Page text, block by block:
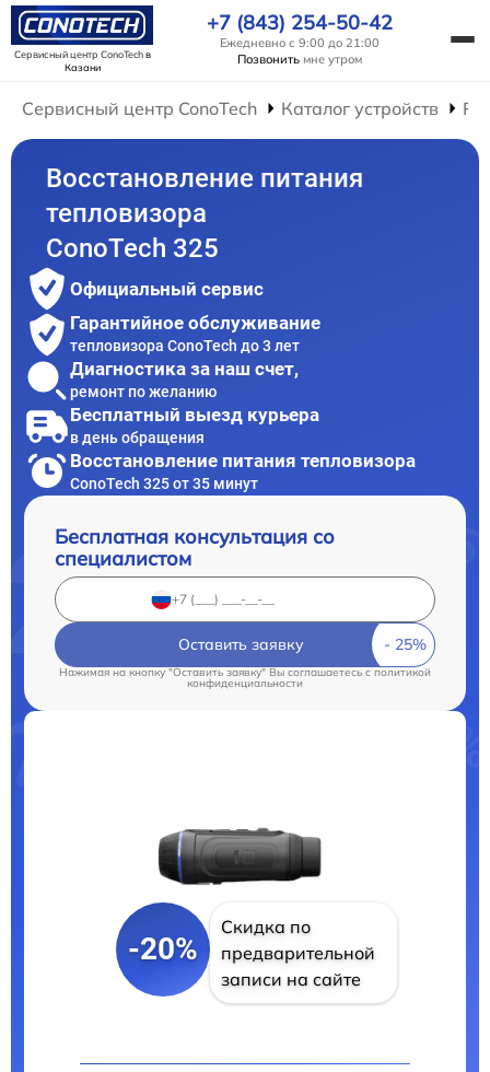
Сервисный центр ConoTechв
Казани
+7 (843) 254-50-42
Ежедневно с 9:00 до 21:00
Позвонить мне утром
Сервисный центр ConoTech Каталог устройств
Восстановление питания
тепловизора
ConoTech 325
Официальный сервис
Гарантийное обслуживание
тепловизора ConoTech до 3 лет
Диагностика за наш счет,
ремонт по желанию
Бесплатный выезд курьера
в день обращения
Восстановление питания тепловизора
ConoTech 325 от 35 минут
Бесплатная консультация со
специалистом
Оставить заявку
Нажимая на кнопку "Оставить заявку" Вы соглашаетесь cполитикой
конфиденциальности
-20%
Скидка по
предварительной
записи на сайте